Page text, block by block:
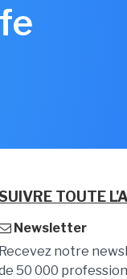
TOUTE
Newsletter
Recevez notre
50 000